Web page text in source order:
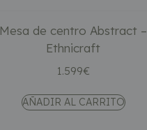
Mesa de centro Abstract –
Ethnicraft
1.599€
AÑADIR AL CARRITO